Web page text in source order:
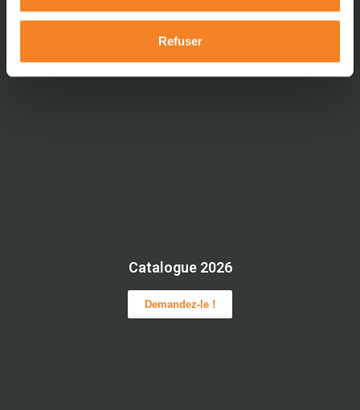
Refuser
Catalogue 2026
Demandez-le !